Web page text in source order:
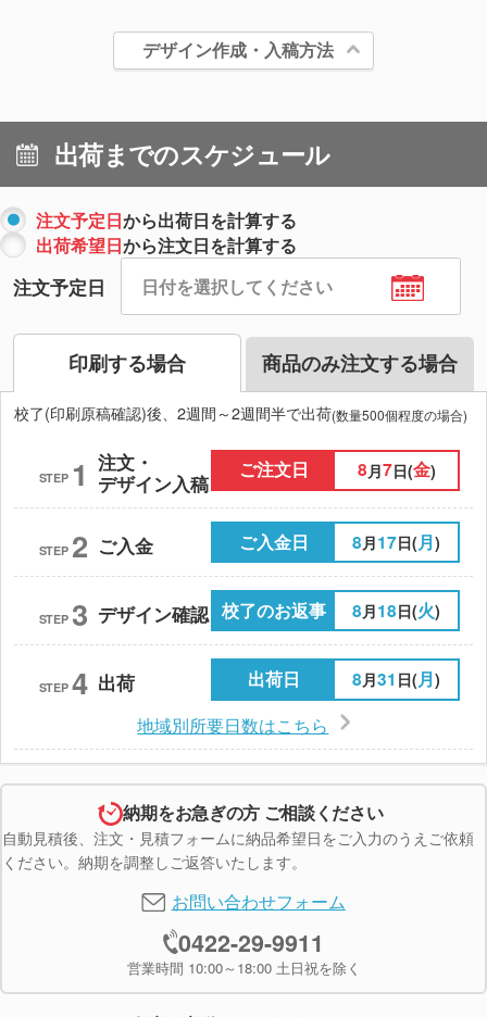
デザイン作成・入稿方法
出荷までのスケジュール
注文予定日から出荷日を計算する
出荷希望日から注文日を計算する
注文予定日
印刷する場合 商品のみ注文する場合
校了(印刷原稿確認)後、2週間～2週間半で出荷(数量500個程度の場合)
STEP 1 注文・
デザイン入稿
ご注文日 8 月7日(金)
STEP 2 ご入金 ご入金日 8月17日(月)
STEP 3 デザイン確認 校了のお返事 8月18日(火)
STEP 4 出荷 出荷日 8月31 日(月)
地域別所要日数はこちら
納期をお急ぎの方 ご相談ください
自動見積後、注文・見積フォームに納品希望日をご入力のうえご依頼
ください。納期を調整しご返答いたします。
お問い合わせフォーム
0422-29-9911
営業時間 10:00～18:00 土日祝を除く